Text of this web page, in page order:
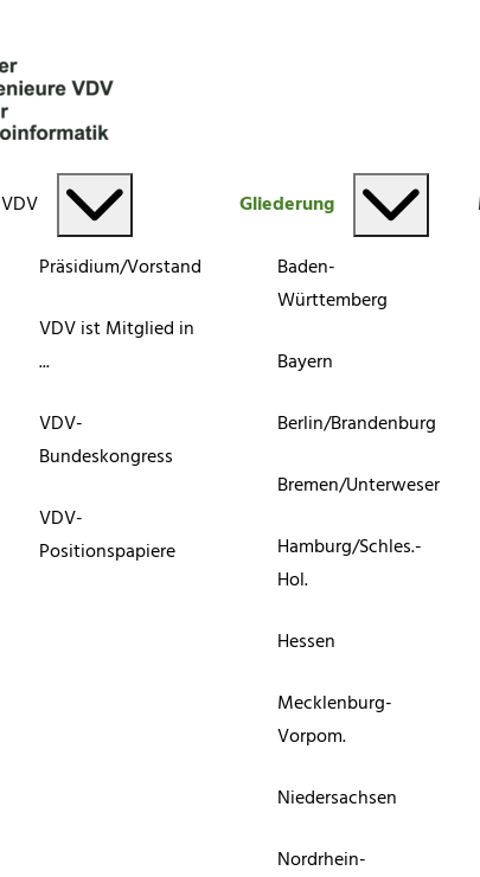
VDV
Präsidium/Vorstand
VDV ist Mitglied in
...
VDV-
Bundeskongress
VDV-
Positionspapiere
Gliederung
Baden-
Württemberg
Bayern
Berlin/Brandenburg
Bremen/Unterweser
Hamburg/Schles.-
Hol.
Hessen
Mecklenburg-
Vorpom.
Niedersachsen
Nordrhein-